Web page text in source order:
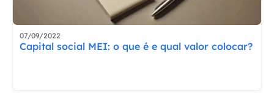
07/09/2022
Capital social MEI: o que é e qual valor colocar?